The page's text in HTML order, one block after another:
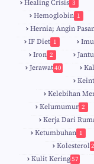
Healing Crisis 3
Hemoglobin 1
Hernia; Angin
IF Diet 1
Iron 2
Jerawat40
Kelebihan
Kelumumur 2
Kerja Dari
Ketumbuhan 1
Kolesterol
Kulit Kering57